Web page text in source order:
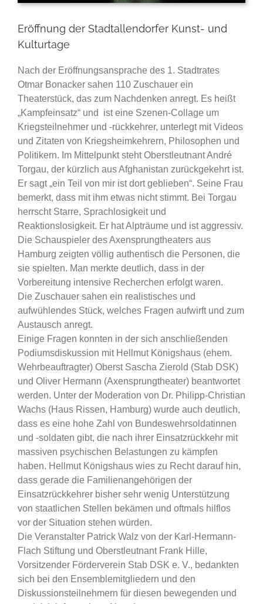
Eröffnung der Stadtallendorfer Kunst- und
Kulturtage
Nach der Eröffnungsansprache des 1. Stadtrates
Otmar Bonacker sahen 110 Zuschauer ein
Theaterstück, das zum Nachdenken anregt. Es heißt
„Kampfeinsatz“ und ist eine Szenen-Collage um
Kriegsteilnehmer und -rückkehrer, unterlegt mit Videos
und Zitaten von Kriegsheimkehrern, Philosophen und
Politikern. Im Mittelpunkt steht Oberstleutnant André
Torgau, der kürzlich aus Afghanistan zurückgekehrt ist.
Er sagt „ein Teil von mir ist dort geblieben“. Seine Frau
bemerkt, dass mit ihm etwas nicht stimmt. Bei Torgau
herrscht Starre, Sprachlosigkeit und
Reaktionslosigkeit. Er hat Alpträume und ist aggressiv.
Die Schauspieler des Axensprungtheaters aus
Hamburg zeigten völlig authentisch die Personen, die
sie spielten. Man merkte deutlich, dass in der
Vorbereitung intensive Recherchen erfolgt waren.
Die Zuschauer sahen ein realistisches und
aufwühlendes Stück, welches Fragen aufwirft und zum
Austausch anregt.
Einige Fragen konnten in der sich anschließenden
Podiumsdiskussion mit Hellmut Königshaus (ehem.
Wehrbeauftragter) Oberst Sascha Zierold (Stab DSK)
und Oliver Hermann (Axensprungtheater) beantwortet
werden. Unter der Moderation von Dr. Philipp-Christian
Wachs (Haus Rissen, Hamburg) wurde auch deutlich,
dass es eine hohe Zahl von Bundeswehrsoldatinnen
und -soldaten gibt, die nach ihrer Einsatzrückkehr mit
massiven psychischen Belastungen zu kämpfen
haben. Hellmut Königshaus wies zu Recht darauf hin,
dass gerade die Familienangehörigen der
Einsatzrückkehrer bisher sehr wenig Unterstützung
von staatlichen Stellen bekämen und oftmals hilflos
vor der Situation stehen würden.
Die Veranstalter Patrick Walz von der Karl-Hermann-
Flach Stiftung und Oberstleutnant Frank Hille,
Vorsitzender Förderverein Stab DSK e. V., bedankten
sich bei den Ensemblemitgliedern und den
Diskussionsteilnehmern für diesen bewegenden und